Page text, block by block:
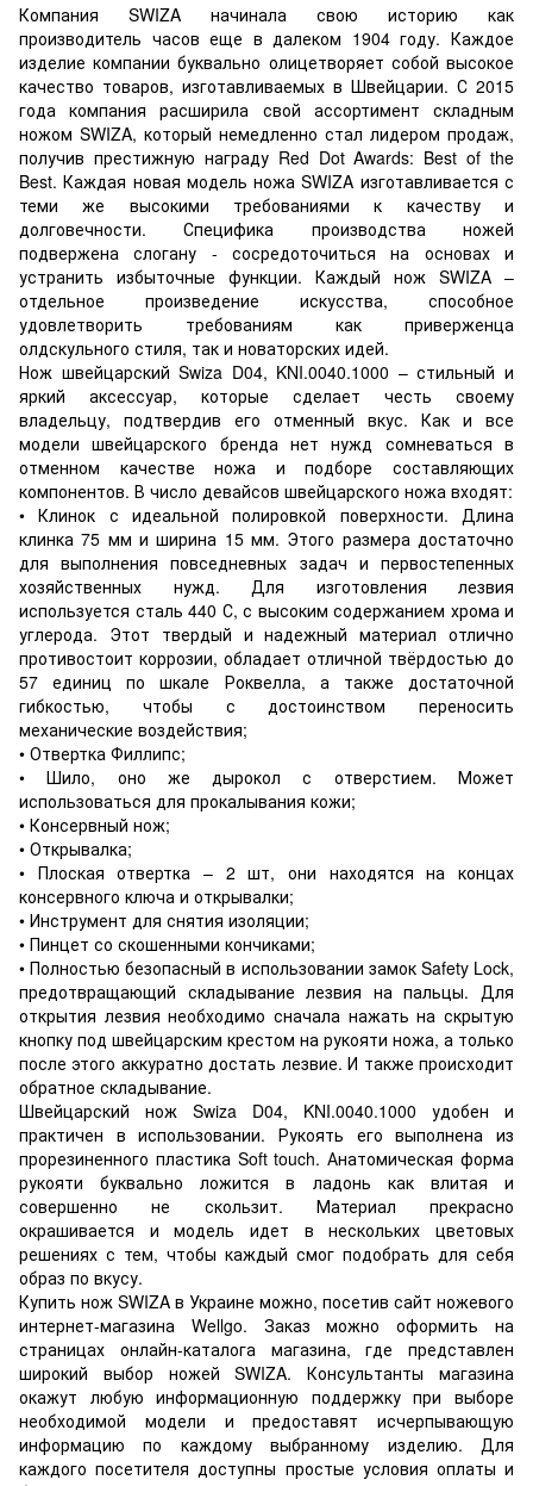
Компания SWIZA начинала свою историю как
производитель часов еще в далеком 1904 году. Каждое
изделие компании буквально олицетворяет собой высокое
качество товаров, изготавливаемых в Швейцарии. С 2015
года компания расширила свой ассортимент складным
ножом SWIZA, который немедленно стал лидером продаж,
получив престижную награду Red Dot Awards: Best of the
Best. Каждая новая модель ножа SWIZA изготавливается с
теми же высокими требованиями к качеству и
долговечности. Специфика производства ножей
подвержена слогану - сосредоточиться на основах и
устранить избыточные функции. Каждый нож SWIZA –
отдельное произведение искусства, способное
удовлетворить требованиям как приверженца
олдскульного стиля, так и новаторских идей.
Нож швейцарский Swiza D04, KNI.0040.1000 – стильный и
яркий аксессуар, которые сделает честь своему
владельцу, подтвердив его отменный вкус. Как и все
модели швейцарского бренда нет нужд сомневаться в
отменном качестве ножа и подборе составляющих
компонентов. В число девайсов швейцарского ножа входят:
• Клинок с идеальной полировкой поверхности. Длина
клинка 75 мм и ширина 15 мм. Этого размера достаточно
для выполнения повседневных задач и первостепенных
хозяйственных нужд. Для изготовления лезвия
используется сталь 440 С, с высоким содержанием хрома и
углерода. Этот твердый и надежный материал отлично
противостоит коррозии, обладает отличной твёрдостью до
57 единиц по шкале Роквелла, а также достаточной
гибкостью, чтобы с достоинством переносить
механические воздействия;
• Отвертка Филлипс;
• Шило, оно же дырокол с отверстием. Может
использоваться для прокалывания кожи;
• Консервный нож;
• Открывалка;
• Плоская отвертка – 2 шт, они находятся на концах
консервного ключа и открывалки;
• Инструмент для снятия изоляции;
• Пинцет со скошенными кончиками;
• Полностью безопасный в использовании замок Safety Lock,
предотвращающий складывание лезвия на пальцы. Для
открытия лезвия необходимо сначала нажать на скрытую
кнопку под швейцарским крестом на рукояти ножа, а только
после этого аккуратно достать лезвие. И также происходит
обратное складывание.
Швейцарский нож Swiza D04, KNI.0040.1000 удобен и
практичен в использовании. Рукоять его выполнена из
прорезиненного пластика Soft touch. Анатомическая форма
рукояти буквально ложится в ладонь как влитая и
совершенно не скользит. Материал прекрасно
окрашивается и модель идет в нескольких цветовых
решениях с тем, чтобы каждый смог подобрать для себя
образ по вкусу.
Купить нож SWIZA в Украине можно, посетив сайт ножевого
интернет-магазина Wellgo. Заказ можно оформить на
страницах онлайн-каталога магазина, где представлен
широкий выбор ножей SWIZA. Консультанты магазина
окажут любую информационную поддержку при выборе
необходимой модели и предоставят исчерпывающую
информацию по каждому выбранному изделию. Для
каждого посетителя доступны простые условия оплаты и